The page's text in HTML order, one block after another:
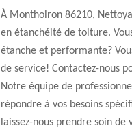
À Monthoiron 86210,
en étanchéité de toiture.
étanche et performante?
de service! Contactez-nous
Notre équipe de
répondre à vos besoins
laissez-nous prendre soin